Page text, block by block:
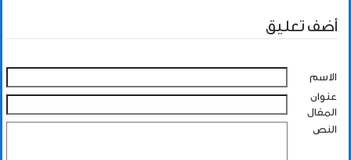
أضف تعليق
الاسم
عنوان
المقال
النص